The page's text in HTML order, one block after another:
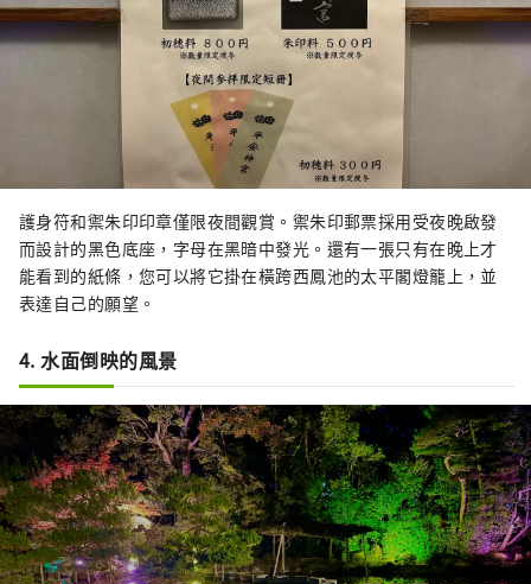
護身符和禦朱印印章僅限夜間觀賞。禦朱印郵票採用受夜晚啟發
而設計的黑色底座，字母在黑暗中發光。還有一張只有在晚上才
能看到的紙條，您可以將它掛在橫跨西鳳池的太平閣燈籠上，並
表達自己的願望。
4. 水面倒映的風景